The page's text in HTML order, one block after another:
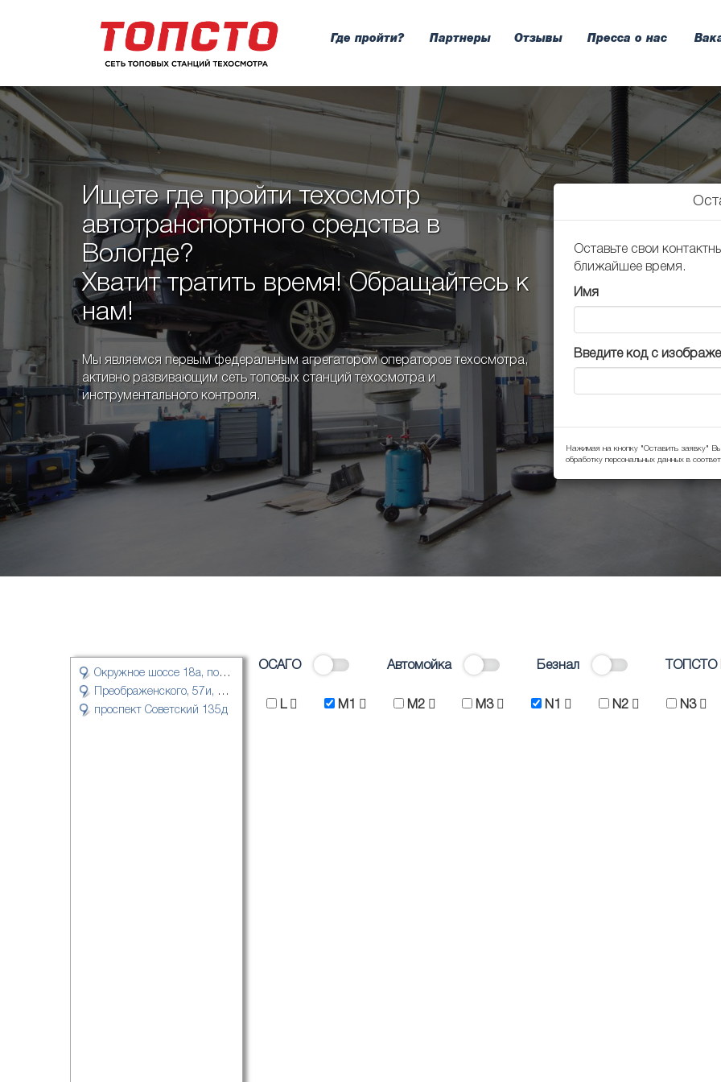
Где пройти? Партнеры Отзывы Пресса о нас
Ищете где пройти техосмотр
автотранспортного средства в
Вологде?
Хватит тратить время! Обращайтесь к
нам!
Мы являемся первым федеральным агрегатором операторов техосмотра,
активно развивающим сеть топовых станций техосмотра и
инструментального контроля.
Оставьте свои
ближайшее время.
Имя
Введите код с
Нажимая на кнопку "Оставить заявку"
обработку персональных данных в
ОСАГО Автомойка Безнал ТОПСТО
L M1 M2 M3 N1 N2 N3
Окружное шоссе 18а, пом. 15/1
Преображенского, 57и, стр.2
проспект Советский 135д